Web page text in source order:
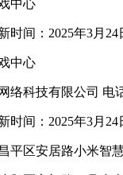
中心
时间：2025年3月24
中心
络科技有限公司 电
时间：2025年3月24
平区安居路小米智